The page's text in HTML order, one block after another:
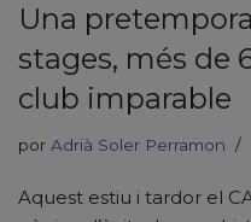
Una
stages, més de
club imparable
por Adrià Soler Perramon
Aquest estiu i tardor el